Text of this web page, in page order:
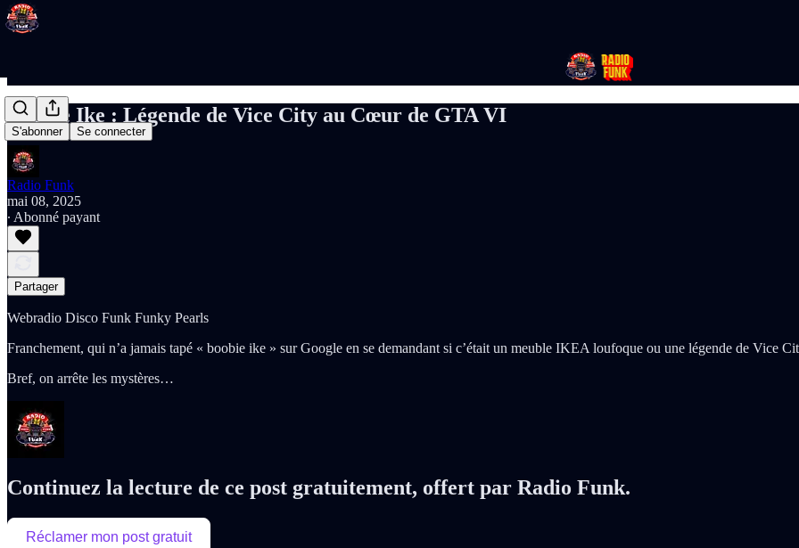
S'abonner Se connecter
Boobie Ike : Légende de Vice City au Cœur de GTA VI
Radio Funk
mai 08, 2025
∙ Abonné payant
Partager
Webradio Disco Funk Funky Pearls
Franchement, qui n’a jamais tapé « boobie ike » sur Google en se demandant si c’était un meuble IKEA loufoque ou une légende de Vice
Bref, on arrête les mystères…
Continuez la lecture de ce post gratuitement, offert par Radio Funk.
Réclamer mon post gratuit